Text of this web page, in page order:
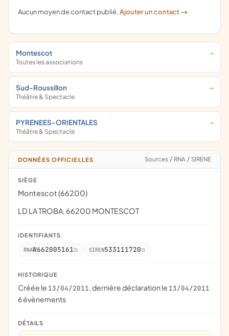
Aucun moyen de contact publié.Ajouter un contact ->
Montescot
Toutes les associations
Sud-Roussillon
Théâtre & Spectacle
PYRENEES-ORIENTALES
Théâtre & Spectacle
DONNÉES OFFICIELLES Sources / RNA / SIRENE
SIÈGE
Montescot (66200)
LD LA TROBA, 66200 MONTESCOT
IDENTIFIANTS
RNAW662005161 SIREN533111720
HISTORIQUE
Créée le 13/04/2011, dernière déclaration le 13/04/2011
6 évènements
DÉTAILS